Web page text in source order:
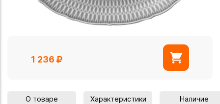
1 236
О товаре Характеристики Наличие